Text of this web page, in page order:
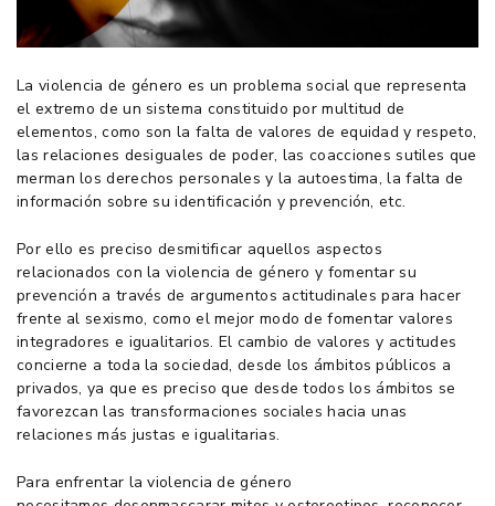
La violencia de género es un problema social que representa
el extremo de un sistema constituido por multitud de
elementos, como son la falta de valores de equidad y respeto,
las relaciones desiguales de poder, las coacciones sutiles que
merman los derechos personales y la autoestima, la falta de
información sobre su identificación y prevención, etc.
Por ello es preciso desmitificar aquellos aspectos
relacionados con la violencia de género y fomentar su
prevención a través de argumentos actitudinales para hacer
frente al sexismo, como el mejor modo de fomentar valores
integradores e igualitarios. El cambio de valores y actitudes
concierne a toda la sociedad, desde los ámbitos públicos a
privados, ya que es preciso que desde todos los ámbitos se
favorezcan las transformaciones sociales hacia unas
relaciones más justas e igualitarias.
Para enfrentar la violencia de género